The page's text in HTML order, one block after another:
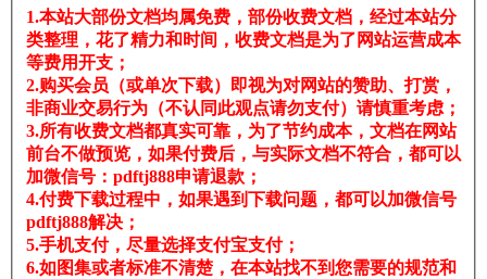
1.本站大部份文档均属免费，部份收费文档，经过本站分
类整理，花了精力和时间，收费文档是为了网站运营成本
等费用开支；
2.购买会员（或单次下载）即视为对网站的赞助、打赏，
非商业交易行为（不认同此观点请勿支付）请慎重考虑；
3.所有收费文档都真实可靠，为了节约成本，文档在网站
前台不做预览，如果付费后，与实际文档不符合，都可以
加微信号：pdftj888申请退款；
4.付费下载过程中，如果遇到下载问题，都可以加微信号
pdftj888解决；
5.手机支付，尽量选择支付宝支付；
6.如图集或者标准不清楚，在本站找不到您需要的规范和